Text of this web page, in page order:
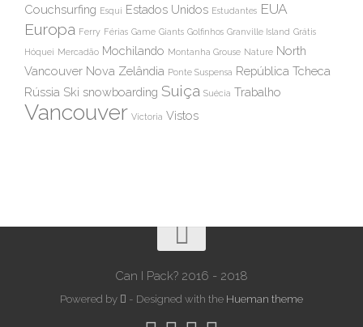
Couchsurfing Esqui Estados Unidos Estudantes EUA
Europa Ferry Férias Game Giants Golfinhos Granville Island Grátis
Hóquei Mercadão Mochilando Montanha Grouse Nature North
Vancouver Nova Zelândia Ponte Suspensa República Tcheca
Rússia Ski snowboarding Suiça Suécia Trabalho
Vancouver Victoria Vistos
Can I Pack? 2016 - 2018
Powered by - Designed with the Hueman theme